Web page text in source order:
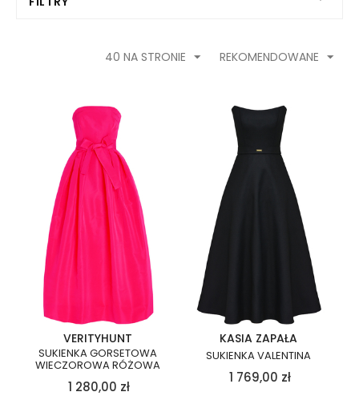
REKOMENDOWANE
40 NA STRONIE
VERITYHUNT
SUKIENKA GORSETOWA
WIECZOROWA RÓŻOWA
1 280,00 zł
KASIA ZAPAŁA
SUKIENKA VALENTINA
1 769,00 zł